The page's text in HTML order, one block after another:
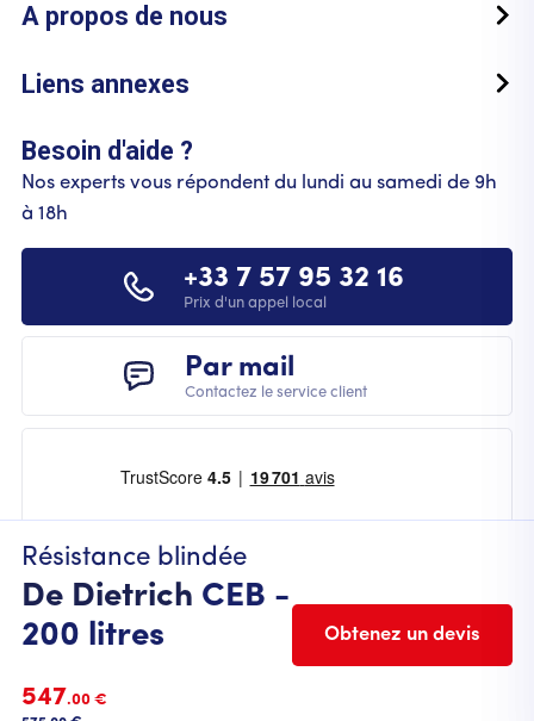
Résistance blindée
De Dietrich CEB -
200 litres
547.00 €
Obtenez un devis
A propos de nous
Liens annexes
Besoin d'aide ?
Nos experts vous répondent du lundi au samedi de 9h
à 18h
+33 7 57 95 32 16
Prix d'un appel local
Par mail
Contactez le service client